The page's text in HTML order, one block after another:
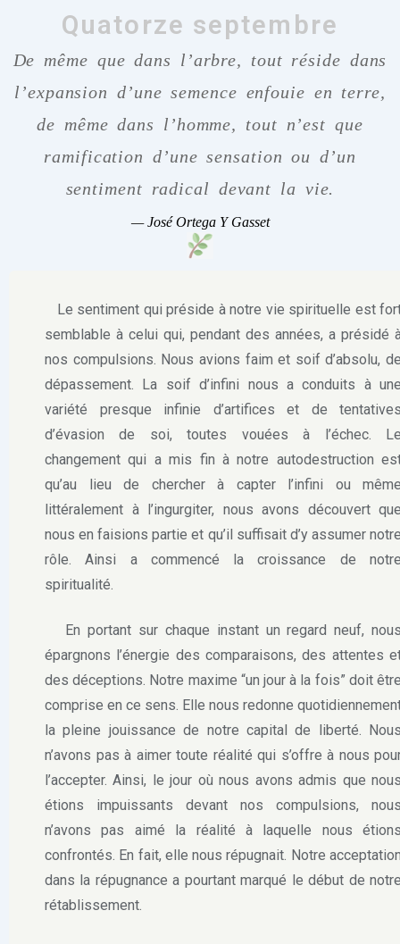
Quatorze septembre
De même que dans l’arbre, tout réside dans
l’expansion d’une semence enfouie en terre,
de même dans l’homme, tout n’est que
ramification d’une sensation ou d’un
sentiment radical devant la vie.
—José Ortega Y Gasset
Le sentiment qui préside à notre vie spirituelle est
semblable à celui qui, pendant des années, a présidé
nos compulsions. Nous avions faim et soif d’absolu,
dépassement. La soif d’infini nous a conduits à
variété presque infinie d’artifices et de
d’évasion de soi, toutes vouées à l’échec.
changement qui a mis fin à notre autodestruction
qu’au lieu de chercher à capter l’infini ou
littéralement à l’ingurgiter, nous avons découvert
nous en faisions partie et qu’il suffisait d’y assumer
rôle. Ainsi a commencé la croissance de
spiritualité.
En portant sur chaque instant un regard neuf,
épargnons l’énergie des comparaisons, des attentes
des déceptions. Notre maxime “un jour à la fois” doit
comprise en ce sens. Elle nous redonne
la pleine jouissance de notre capital de liberté.
n’avons pas à aimer toute réalité qui s’offre à nous
l’accepter. Ainsi, le jour où nous avons admis que
étions impuissants devant nos compulsions,
n’avons pas aimé la réalité à laquelle nous
confrontés. En fait, elle nous répugnait. Notre
dans la répugnance a pourtant marqué le début de
rétablissement.